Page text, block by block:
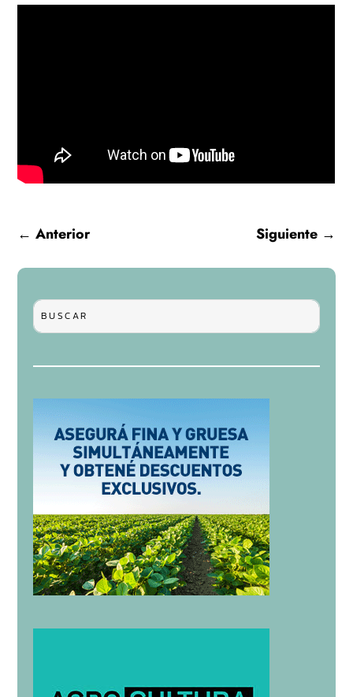
←Anterior Siguiente→